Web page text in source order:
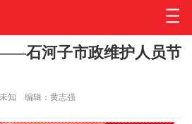
石河子市政维护人员节
知 编辑：黄志强